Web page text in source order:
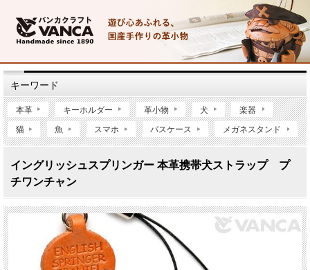
キーワード
本革 キーホルダー 革小物 犬 楽器
猫 魚 スマホ パスケース メガネスタンド
イングリッシュスプリンガー 本革携帯犬ストラップ プ
チワンチャン